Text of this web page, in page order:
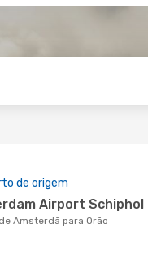
de origem
Airport Schiphol
de Amsterdã para Orão